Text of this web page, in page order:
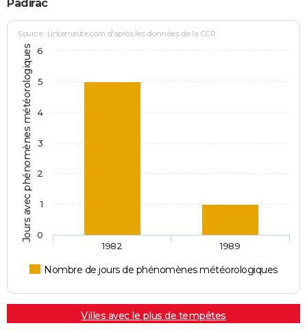
Padirac
Jours avec phénomènes météorologiques
Source : Linternaute.com d'après les données de la CCR
Nombre de jours de phénomènes météorologiques
1982 1989
0
1
2
3
4
5
6
Villes avec le plus de tempêtes